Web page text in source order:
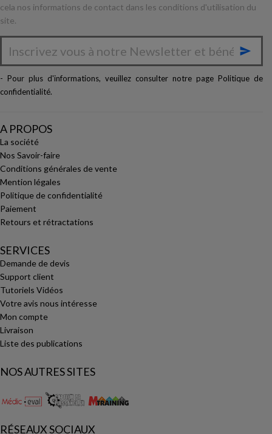
cela nos informations de contact dans les conditions d'utilisation du
site.

- Pour plus d'informations, veuillez consulter notre page Politique de
confidentialité.
A PROPOS
La société
Nos Savoir-faire
Conditions générales de vente
Mention légales
Politique de confidentialité
Paiement
Retours et rétractations
SERVICES
Demande de devis
Support client
Tutoriels Vidéos
Votre avis nous intéresse
Mon compte
Livraison
Liste des publications
NOS AUTRES SITES
RÉSEAUX SOCIAUX